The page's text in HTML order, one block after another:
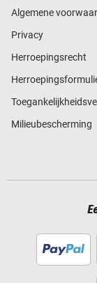
Algemene
Privacy
Herroepingsrecht
Milieubescherming